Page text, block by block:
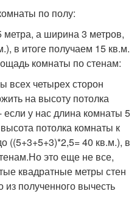
по полу:
метра, а ширина 3 метров,
в итоге получаем 15 кв.м.
комнаты по стенам:
всех четырех сторон
на высоту потолка
у нас длина комнаты 5
потолка комнаты к
((5+3+5+3)*2,5= 40 кв.м.), в
это еще не все,
квадратные метры стен
полученного вычесть